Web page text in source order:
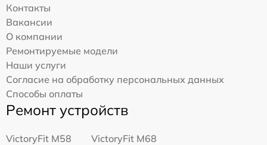
Контакты
Вакансии
О компании
Ремонтируемые модели
Наши услуги
Согласие на обработку персональных данных
Способы оплаты
Ремонт устройств
VictoryFit M58
VictoryFit M68